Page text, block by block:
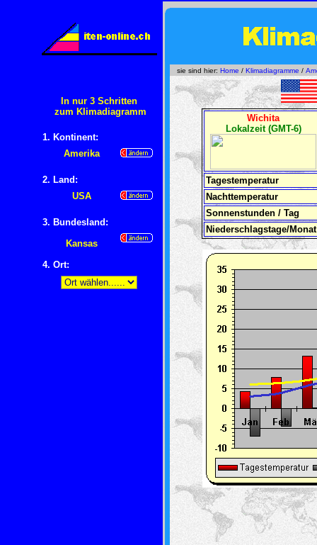
sie sind hier: Home / Klimadiagramme /
In nur 3 Schritten
zum Klimadiagramm
1. Kontinent:
Amerika
2. Land:
USA
3. Bundesland:
Kansas
4. Ort:
Wichita
Lokalzeit (GMT-6)
Tagestemperatur
Nachttemperatur
Sonnenstunden / Tag
Niederschlagstage/Monat